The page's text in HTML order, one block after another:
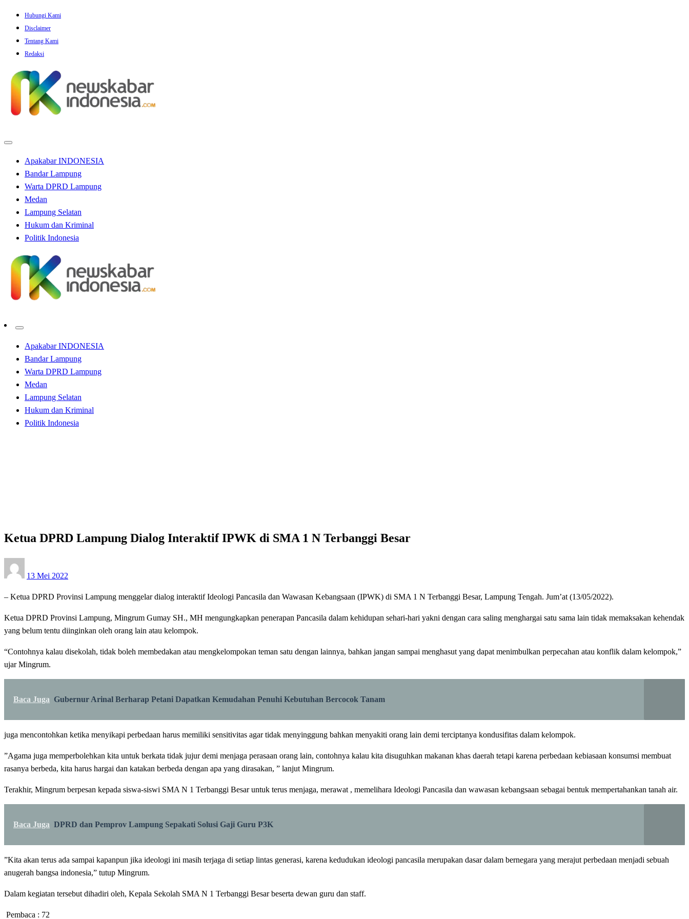
Skip
content
Hubungi Kami
Disclaimer
Tentang Kami
Redaksi
Apakabar INDONESIA
Bandar Lampung
Warta DPRD Lampung
Medan
Lampung Selatan
Hukum dan Kriminal
Politik Indonesia
Apakabar INDONESIA
Bandar Lampung
Warta DPRD Lampung
Medan
Lampung Selatan
Hukum dan Kriminal
Politik Indonesia
Ketua DPRD Lampung Dialog Interaktif IPWK di SMA 1 N Terbanggi Besar
on
13 Mei 2022
– Ketua DPRD Provinsi Lampung menggelar dialog interaktif Ideologi Pancasila dan Wawasan Kebangsaan (IPWK) di SMA 1 N Terbanggi Besar, Lampung Tengah. Jum’at (13/05/2022).
Ketua DPRD Provinsi Lampung, Mingrum Gumay SH., MH mengungkapkan penerapan Pancasila dalam kehidupan sehari-hari yakni dengan cara saling menghargai satu sama lain tidak memaksakan kehendak
yang belum tentu diinginkan oleh orang lain atau kelompok.
“Contohnya kalau disekolah, tidak boleh membedakan atau mengkelompokan teman satu dengan lainnya, bahkan jangan sampai menghasut yang dapat menimbulkan perpecahan atau konflik dalam kelompok,”
ujar Mingrum.
Baca Juga Gubernur Arinal Berharap Petani Dapatkan Kemudahan Penuhi Kebutuhan Bercocok Tanam
juga mencontohkan ketika menyikapi perbedaan harus memiliki sensitivitas agar tidak menyinggung bahkan menyakiti orang lain demi terciptanya kondusifitas dalam kelompok.
”Agama juga memperbolehkan kita untuk berkata tidak jujur demi menjaga perasaan orang lain, contohnya kalau kita disuguhkan makanan khas daerah tetapi karena perbedaan kebiasaan konsumsi membuat
rasanya berbeda, kita harus hargai dan katakan berbeda dengan apa yang dirasakan, ” lanjut Mingrum.
Terakhir, Mingrum berpesan kepada siswa-siswi SMA N 1 Terbanggi Besar untuk terus menjaga, merawat , memelihara Ideologi Pancasila dan wawasan kebangsaan sebagai bentuk mempertahankan tanah air.
Baca Juga DPRD dan Pemprov Lampung Sepakati Solusi Gaji Guru P3K
”Kita akan terus ada sampai kapanpun jika ideologi ini masih terjaga di setiap lintas generasi, karena kedudukan ideologi pancasila merupakan dasar dalam bernegara yang merajut perbedaan menjadi sebuah
anugerah bangsa indonesia,” tutup Mingrum.
Dalam kegiatan tersebut dihadiri oleh, Kepala Sekolah SMA N 1 Terbanggi Besar beserta dewan guru dan staff.
Pembaca : 72